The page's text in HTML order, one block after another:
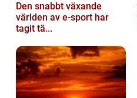
Den snabbt växande
världen av e-sport har
tagit tä...